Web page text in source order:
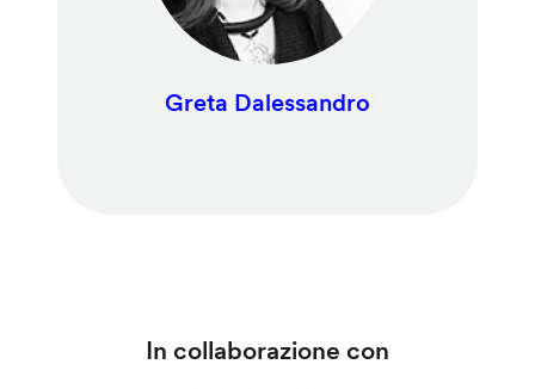
Greta Dalessandro
In collaborazione con